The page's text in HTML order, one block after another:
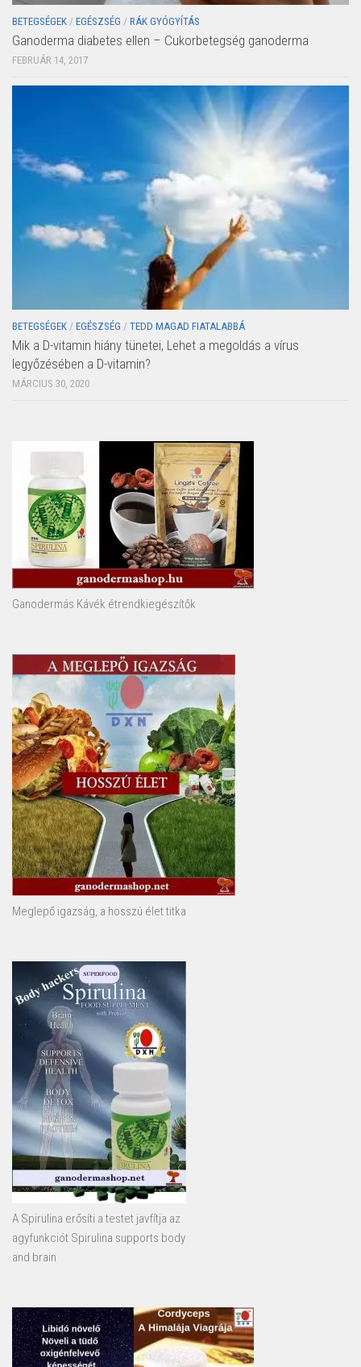
BETEGSÉGEK / EGÉSZSÉG / RÁK GYÓGYÍTÁS
Ganoderma diabetes ellen – Cukorbetegség ganoderma
FEBRUÁR 14, 2017
BETEGSÉGEK / EGÉSZSÉG / TEDD MAGAD FIATALABBÁ
Mik a D-vitamin hiány tünetei, Lehet a megoldás a vírus
legyőzésében a D-vitamin?
MÁRCIUS 30, 2020
Ganodermás Kávék étrendkiegészítők
Meglepő igazság, a hosszú élet titka
A Spirulina erősíti a testet javfítja az
agyfunkciót Spirulina supports body
and brain